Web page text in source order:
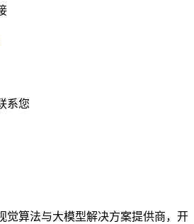
系您
觉算法与大模型解决方案提供商，开